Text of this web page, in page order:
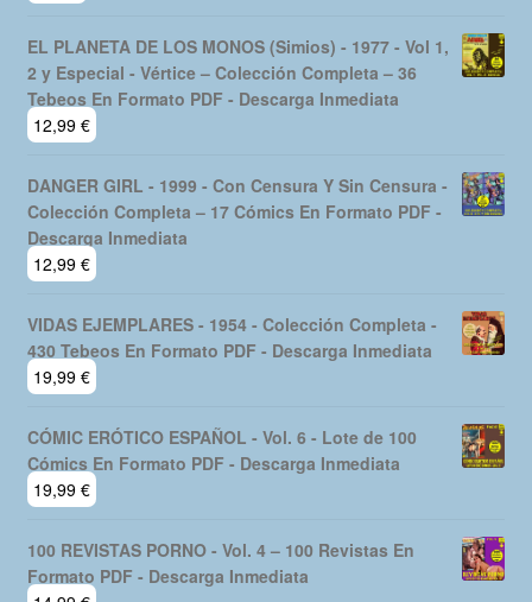
EL PLANETA DE LOS MONOS (Simios) - 1977 - Vol 1,
2 y Especial - Vértice – Colección Completa – 36
Tebeos En Formato PDF - Descarga Inmediata
12,99 €
DANGER GIRL - 1999 - Con Censura Y Sin Censura -
Colección Completa – 17 Cómics En Formato PDF -
Descarga Inmediata
12,99 €
VIDAS EJEMPLARES - 1954 - Colección Completa -
430 Tebeos En Formato PDF - Descarga Inmediata
19,99 €
CÓMIC ERÓTICO ESPAÑOL - Vol. 6 - Lote de 100
Cómics En Formato PDF - Descarga Inmediata
19,99 €
100 REVISTAS PORNO - Vol. 4 – 100 Revistas En
Formato PDF - Descarga Inmediata